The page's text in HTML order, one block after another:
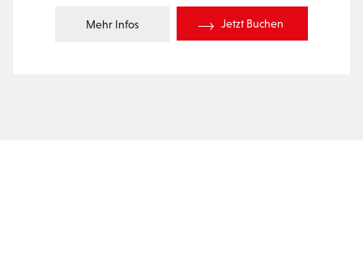
Mehr Infos Jetzt Buchen